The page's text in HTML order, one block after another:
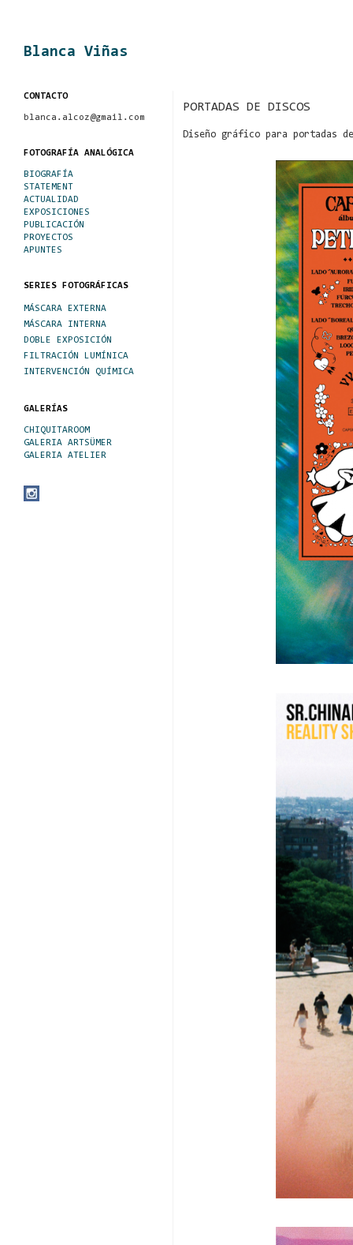
Blanca Viñas
PORTADAS DE DISCOS
Diseño gráfico para portadas
CONTACTO
blanca.alcoz@gmail.com
FOTOGRAFÍA ANALÓGICA
BIOGRAFÍA
STATEMENT
ACTUALIDAD
EXPOSICIONES
PUBLICACIÓN
PROYECTOS
APUNTES
SERIES FOTOGRÁFICAS
MÁSCARA EXTERNA
MÁSCARA INTERNA
DOBLE EXPOSICIÓN
FILTRACIÓN LUMÍNICA
INTERVENCIÓN QUÍMICA
GALERÍAS
CHIQUITAROOM
GALERIA ARTSÜMER
GALERIA ATELIER